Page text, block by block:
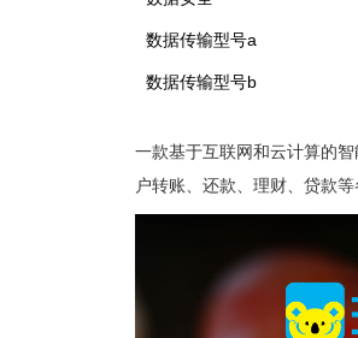
数据传输型号a
数据传输型号b
一款基于互联网和云计算的
户转账、还款、理财、贷款